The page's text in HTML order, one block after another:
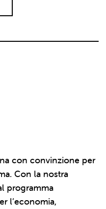
con convinzione per
Con la nostra
programma
l’economia,